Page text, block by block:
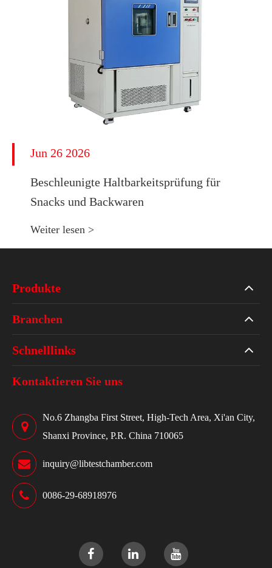
Jun 26 2026
Beschleunigte Haltbarkeitsprüfung für
Snacks und Backwaren
Weiter lesen >
Produkte
Branchen
Schnelllinks
Kontaktieren Sie uns
No.6 Zhangba First Street, High-Tech Area, Xi'an City,
Shanxi Province, P.R. China 710065
inquiry@libtestchamber.com
0086-29-68918976